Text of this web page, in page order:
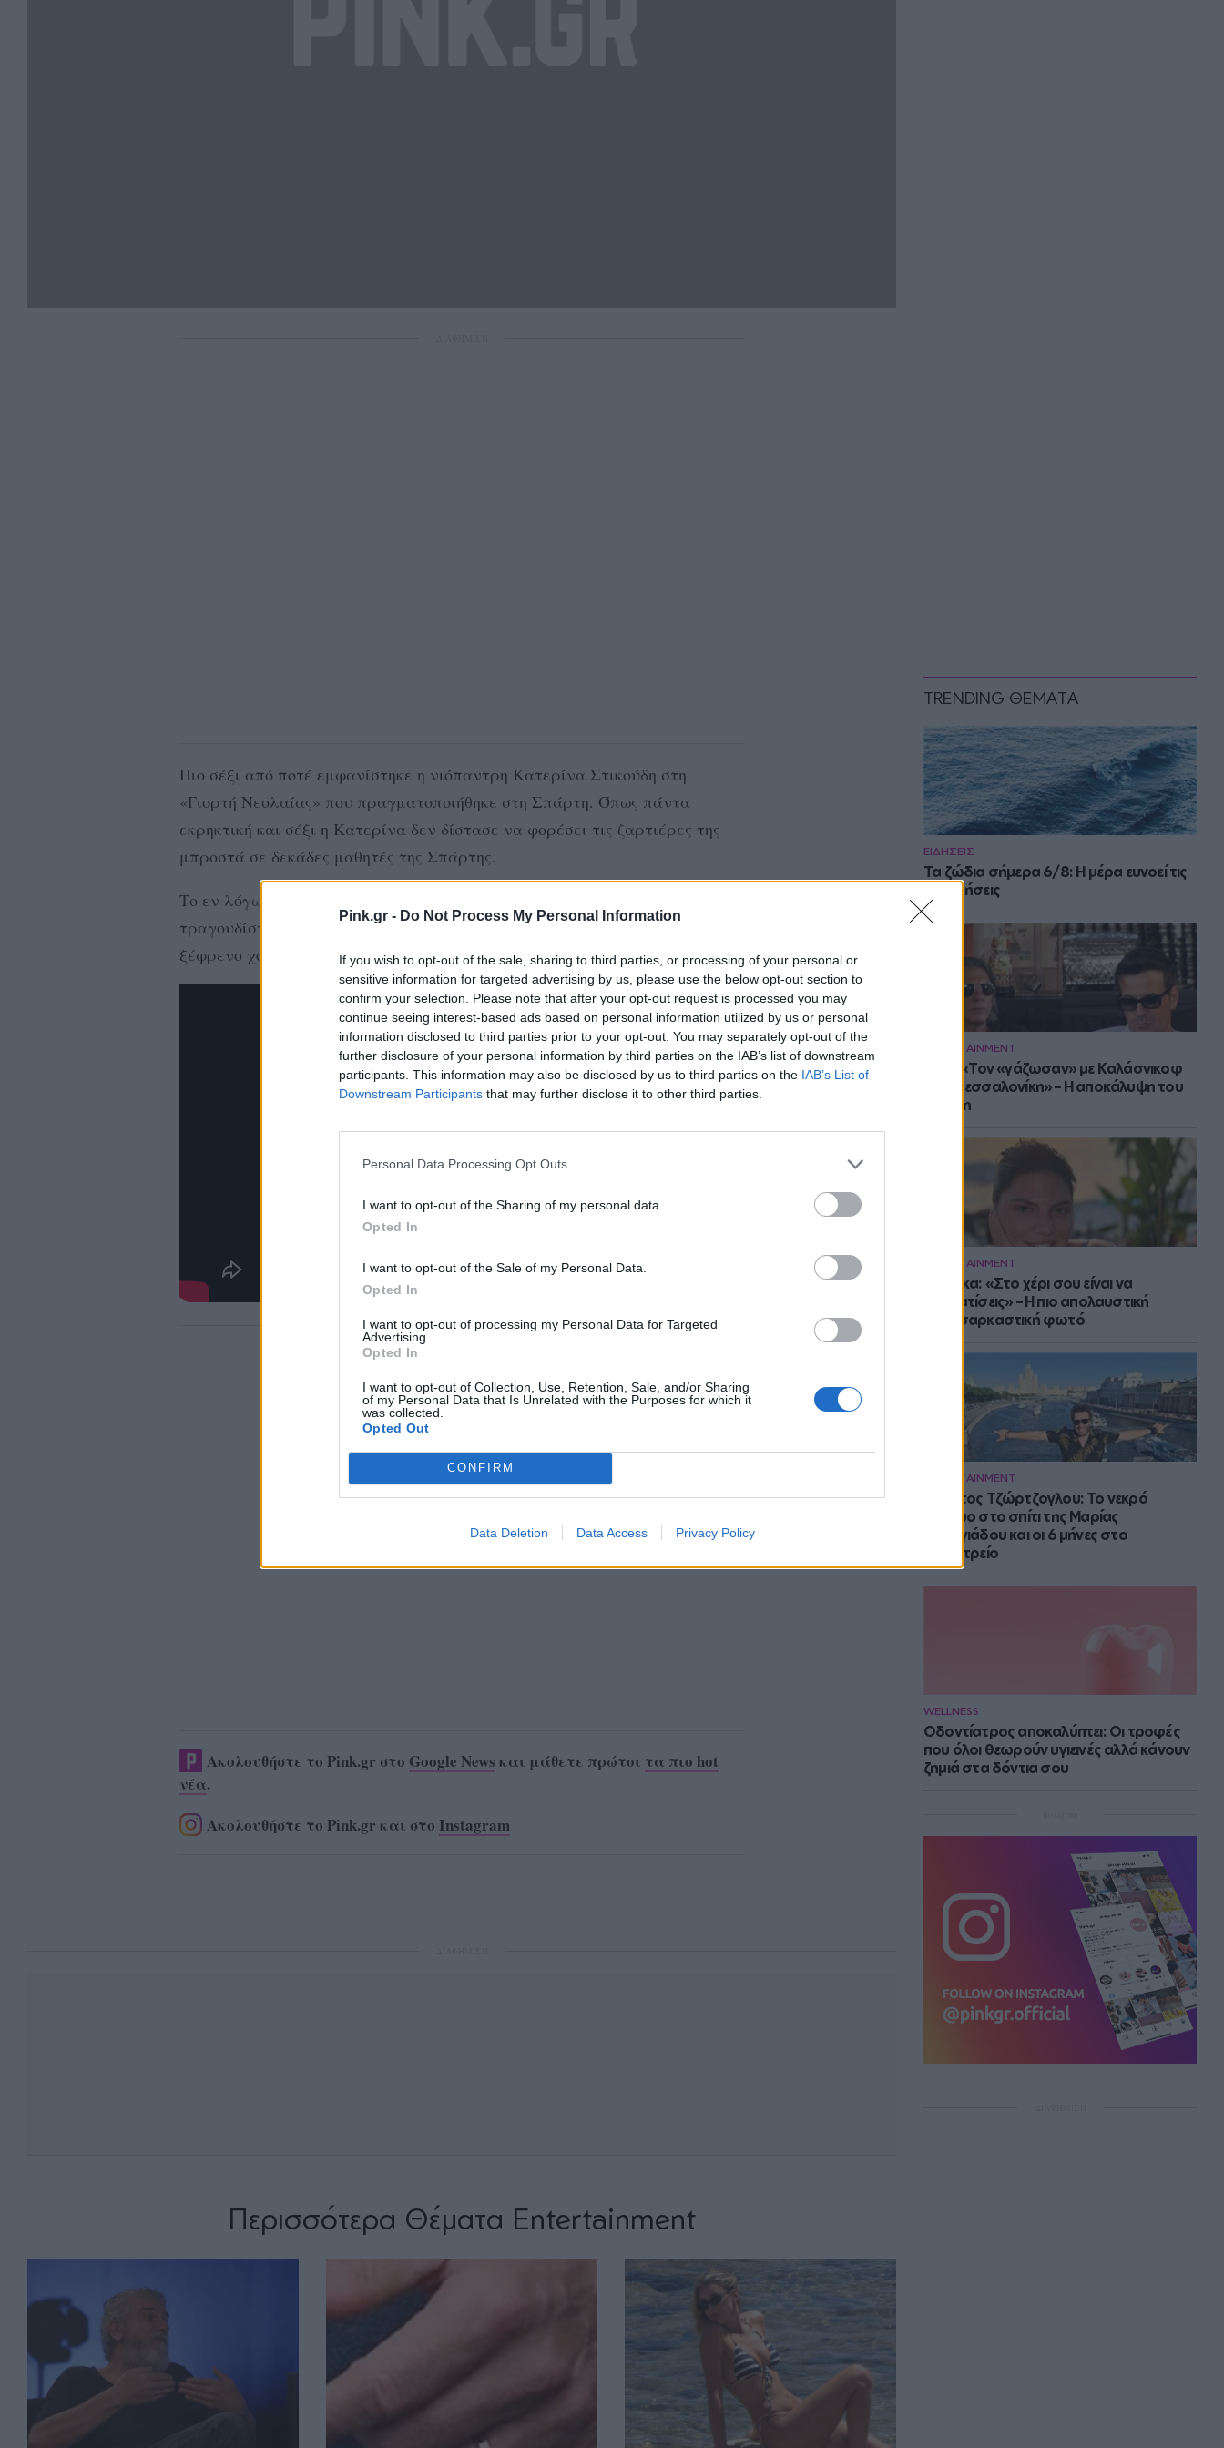
Pink.gr - Do Not Process My Personal Information
If you wish to opt-out of the sale, sharing to third parties, or processing of your personal or
sensitive information for targeted advertising by us, please use the below opt-out section to
confirm your selection. Please note that after your opt-out request is processed you may
continue seeing interest-based ads based on personal information utilized by us or personal
information disclosed to third parties prior to your opt-out. You may separately opt-out of the
further disclosure of your personal information by third parties on the IAB’s list of downstream
participants. This information may also be disclosed by us to third parties on the IAB’s List of
Downstream Participants that may further disclose it to other third parties.
Personal Data Processing Opt Outs
I want to opt-out of the Sharing of my personal data.
Opted In
I want to opt-out of the Sale of my Personal Data.
Opted In
I want to opt-out of processing my Personal Data for Targeted
Advertising.
Opted In
I want to opt-out of Collection, Use, Retention, Sale, and/or Sharing
of my Personal Data that Is Unrelated with the Purposes for which it
was collected.
Opted Out
CONFIRM
Data Deletion Data Access Privacy Policy
TRENDING ΘΕΜΑΤΑ
ΕΙΔΗΣΕΙΣ
Τα ζώδια σήμερα 6/8: Η μέρα ευνοεί τις
συζητήσεις
ENTERTAINMENT
Νίνο: «Τον «γάζωσαν» με Καλάσνικοφ
στη Θεσσαλονίκη» – Η αποκάλυψη του
Ψινάκη
ENTERTAINMENT
Μπάρκα: «Στο χέρι σου είναι να
αδυνατίσεις» – Η πιο απολαυστική
αυτοσαρκαστική φωτό
ENTERTAINMENT
Στράτος Τζώρτζογλου: Το νεκρό
έμβρυο στο σπίτι της Μαρίας
Γεωργιάδου και οι 6 μήνες στο
ψυχιατρείο
WELLNESS
Οδοντίατρος αποκαλύπτει: Οι τροφές
που όλοι θεωρούν υγιεινές αλλά κάνουν
ζημιά στα δόντια σου
Πιο σέξι από ποτέ εμφανίστηκε η νιόπαντρη Κατερίνα Στικούδη στη
«Γιορτή Νεολαίας» που πραγματοποιήθηκε στη Σπάρτη. Όπως πάντα
εκρηκτική και σέξι η Κατερίνα δεν δίστασε να φορέσει τις ζαρτιέρες της
μπροστά σε δεκάδες μαθητές της Σπάρτης.
Το εν λόγω βίντεο ανέβηκε στο apela.gr και το μόνο σίγουρο είναι πως η
τραγουδίστρια ξεσήκωσε το κοινό με τις μεγάλες της επιτυχίες και τον
ξέφρενο χορό της.
ΔΙΑΦΗΜΙΣΗ
Ακολουθήστε το Pink.gr στο Google News και μάθετε πρώτοι τα πιο hot
νέα.
Ακολουθήστε το Pink.gr και στο Instagram
Περισσότερα Θέματα Entertainment